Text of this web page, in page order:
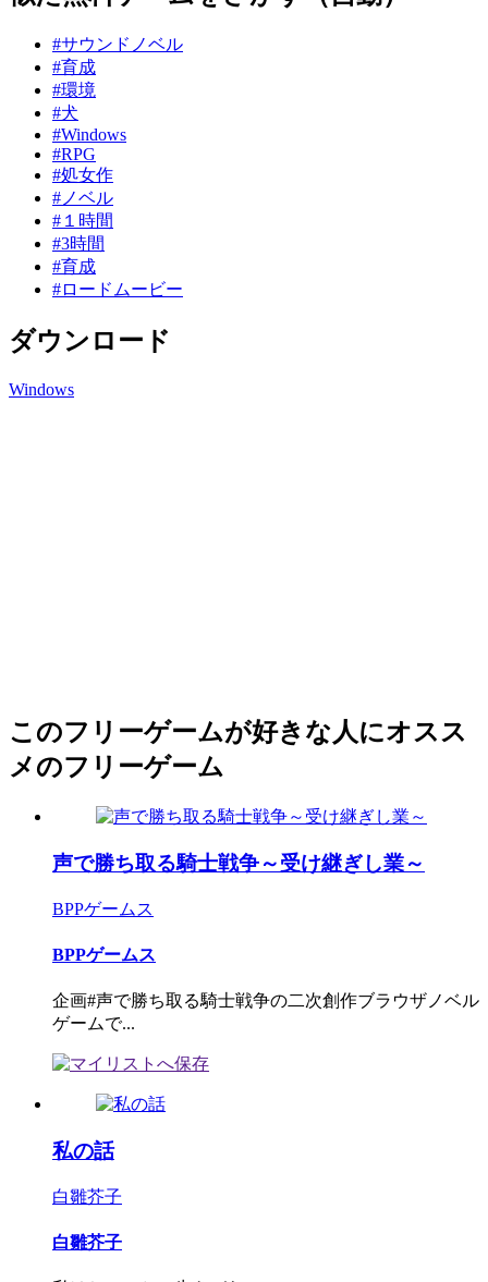
#サウンドノベル
#育成
#環境
#犬
#Windows
#RPG
#処女作
#ノベル
#１時間
#3時間
#育成
#ロードムービー
ダウンロード
Windows
このフリーゲームが好きな人にオスス
メのフリーゲーム
声で勝ち取る騎士戦争～受け継ぎし業～
BPPゲームス
BPPゲームス
企画#声で勝ち取る騎士戦争の二次創作ブラウザノベル
ゲームで...
私の話
白雛芥子
白雛芥子